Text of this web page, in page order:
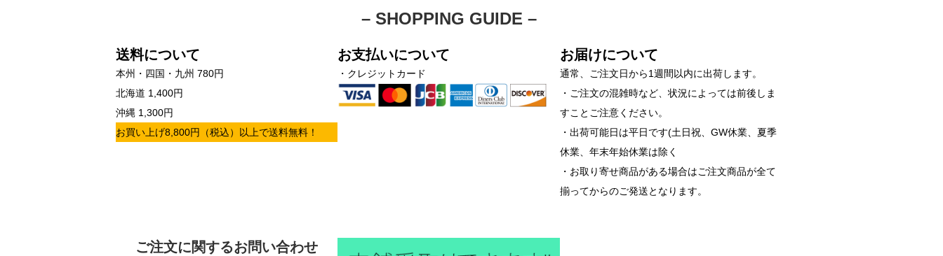
– SHOPPING GUIDE –
送料について
本州・四国・九州 780円
北海道 1,400円
沖縄 1,300円
お買い上げ8,800円（税込）以上で送料無料！
お支払いについて
・クレジットカード
お届けについて
通常、ご注文日から1週間以内に出荷します。
・ご注文の混雑時など、状況によっては前後しま
すことご注意ください。
・出荷可能日は平日です(土日祝、GW休業、夏季
休業、年末年始休業は除く
・お取り寄せ商品がある場合はご注文商品が全て
揃ってからのご発送となります。
ご注文に関するお問い合わせ